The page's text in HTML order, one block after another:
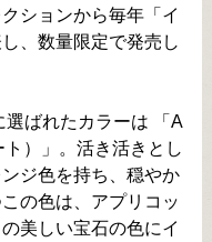
ションから毎年「イ
、数量限定で発売し
ばれたカラーは 「A
）」。活き活きとし
ジ色を持ち、穏やか
の色は、アプリコッ
美しい宝石の色にイ